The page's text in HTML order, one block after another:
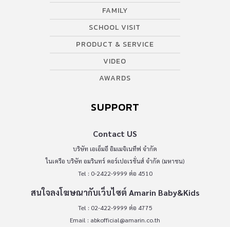
FAMILY
SCHOOL VISIT
PRODUCT & SERVICE
VIDEO
AWARDS
SUPPORT
Contact US
บริษัท เอเอ็มอี อิมเมจิเนทีฟ จำกัด
ในเครือ บริษัท อมรินทร์ คอร์เปอเรชั่นส์ จำกัด (มหาชน)
Tel : 0-2422-9999 ต่อ 4510
สนใจลงโฆษณากับเว็บไซต์ Amarin Baby&Kids
Tel : 02-422-9999 ต่อ 4775
Email : abkofficial@amarin.co.th